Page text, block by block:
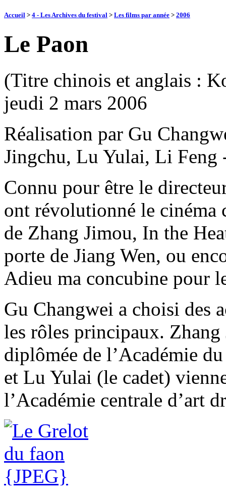
Accueil > 4 - Les Archives du festival > Les films par année > 2006
Le Paon
(Titre chinois et anglais :
jeudi 2 mars 2006
Réalisation par Gu
Jingchu, Lu Yulai, Li Feng
Connu pour être le
ont révolutionné le cinéma
de Zhang Jimou, In the
porte de Jiang Wen, ou
Adieu ma concubine pour
Gu Changwei a choisi des
les rôles principaux.
diplômée de l’Académie
et Lu Yulai (le cadet)
l’Académie centrale d’art